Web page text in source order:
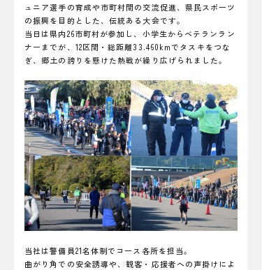
ュニア選手の育成や市町村間の交流促進、県民スポーツ
の振興を目的とした、伝統ある大会です。
当日は県内26市町村が参加し、小学生からベテランラン
ナーまでが、12区間・総距離33.460kmでタスキをつな
ぎ、郷土の誇りを懸けた熱戦が繰り広げられました。
当社は警備員21名体制でコース各所を担当。
曲がり角での安全誘導や、観客・応援者への声掛けによ